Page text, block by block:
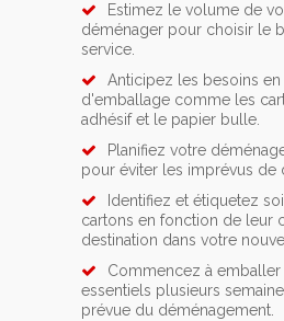
Estimez le volume de
déménager pour choisir le
service.
Anticipez les besoins
d'emballage comme les
adhésif et le papier bulle.
Planifiez votre
pour éviter les imprévus de
Identifiez et étiquetez
cartons en fonction de leur
destination dans votre
Commencez à
essentiels plusieurs
prévue du déménagement.